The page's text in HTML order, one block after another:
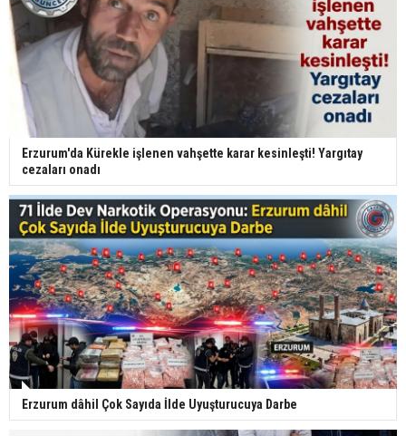
Erzurum'da Kürekle işlenen vahşette karar kesinleşti! Yargıtay
cezaları onadı
Erzurum dâhil Çok Sayıda İlde Uyuşturucuya Darbe